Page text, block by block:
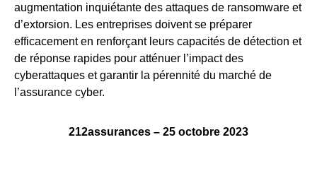
augmentation inquiétante des attaques de ransomware et
d’extorsion. Les entreprises doivent se préparer
efficacement en renforçant leurs capacités de détection et
de réponse rapides pour atténuer l’impact des
cyberattaques et garantir la pérennité du marché de
l’assurance cyber.
212assurances – 25 octobre 2023